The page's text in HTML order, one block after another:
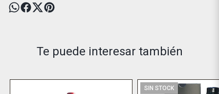
Te puede interesar también
SIN STOCK